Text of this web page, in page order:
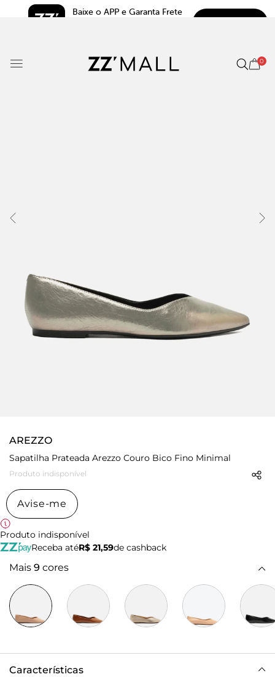
Baixe o APP e Garanta Frete
0
AREZZO
Sapatilha Prateada Arezzo Couro Bico Fino Minimal
Produto indisponível
Avise-me
Produto indisponível
Receba atéR$ 21,59de cashback
Mais 9 cores
Características